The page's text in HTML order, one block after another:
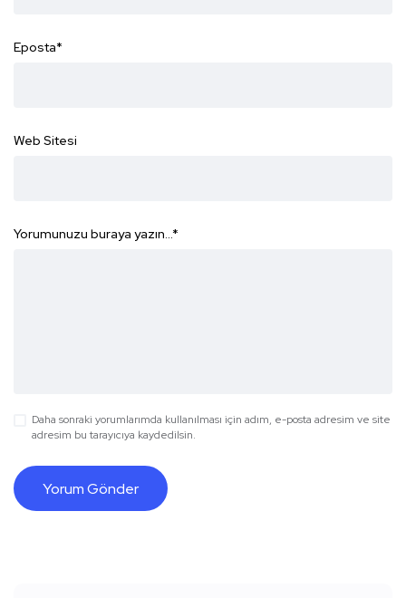
Eposta*
Web Sitesi
Yorumunuzu buraya yazın...*
Daha sonraki yorumlarımda kullanılması için adım, e-posta adresim ve site
adresim bu tarayıcıya kaydedilsin.